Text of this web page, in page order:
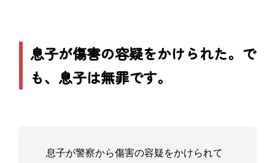
息子が傷害の容疑をかけられた。で
も、息子は無罪です。
息子が警察から傷害の容疑をかけられて